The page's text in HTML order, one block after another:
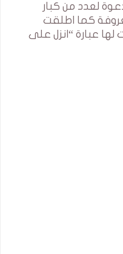
لعدد من كبار
كما اطلقت
عبارة “انزل على